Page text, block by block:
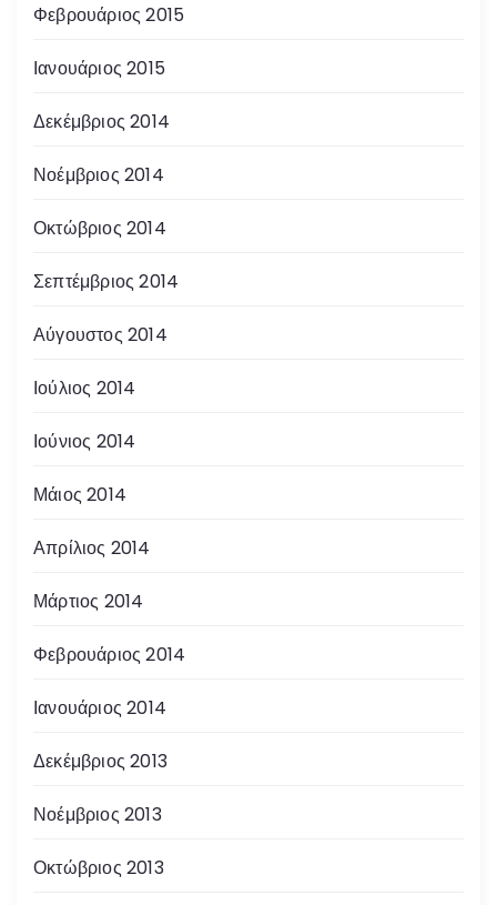
Φεβρουάριος 2015
Ιανουάριος 2015
Δεκέμβριος 2014
Νοέμβριος 2014
Οκτώβριος 2014
Σεπτέμβριος 2014
Αύγουστος 2014
Ιούλιος 2014
Ιούνιος 2014
Μάιος 2014
Απρίλιος 2014
Μάρτιος 2014
Φεβρουάριος 2014
Ιανουάριος 2014
Δεκέμβριος 2013
Νοέμβριος 2013
Οκτώβριος 2013